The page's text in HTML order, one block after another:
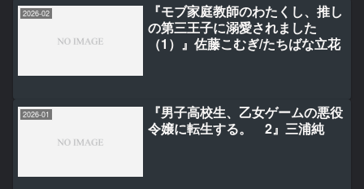
2026-02
『モブ家庭教師のわたくし、推し
の第三王子に溺愛されました
（1）』佐藤こむぎ/たちばな立花
2026-01
『男子高校生、乙女ゲームの悪役
令嬢に転生する。 2』三浦純